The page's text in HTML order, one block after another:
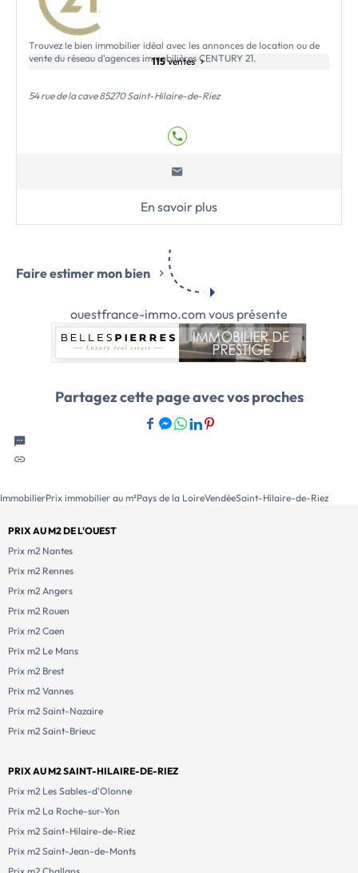
Trouvez le bien immobilier idéal avec les annonces de location ou de
vente du réseau d'agences immobilières CENTURY 21.
115ventes
54 rue de la cave 85270 Saint-Hilaire-de-Riez
En savoir plus
Faire estimer mon bien
ouestfrance-immo.com vous présente
Partagez cette page avec vos proches
ImmobilierPrix immobilier au m²Pays de la LoireVendéeSaint-Hilaire-de-Riez
PRIX AU M2 DE L'OUEST
Prix m2 Nantes
Prix m2 Rennes
Prix m2 Angers
Prix m2 Rouen
Prix m2 Caen
Prix m2 Le Mans
Prix m2 Brest
Prix m2 Vannes
Prix m2 Saint-Nazaire
Prix m2 Saint-Brieuc
PRIX AU M2 SAINT-HILAIRE-DE-RIEZ
Prix m2 Les Sables-d'Olonne
Prix m2 La Roche-sur-Yon
Prix m2 Saint-Hilaire-de-Riez
Prix m2 Saint-Jean-de-Monts